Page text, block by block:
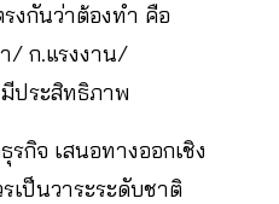
งกันว่าต้องทำ คือ
/ ก.แรงงาน/
ประสิทธิภาพ
กิจ เสนอทางออกเชิง
เป็นวาระระดับชาติ